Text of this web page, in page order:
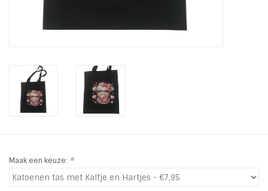
LIFESTYLE PRODUCTEN
SALE
Maak een keuze: *